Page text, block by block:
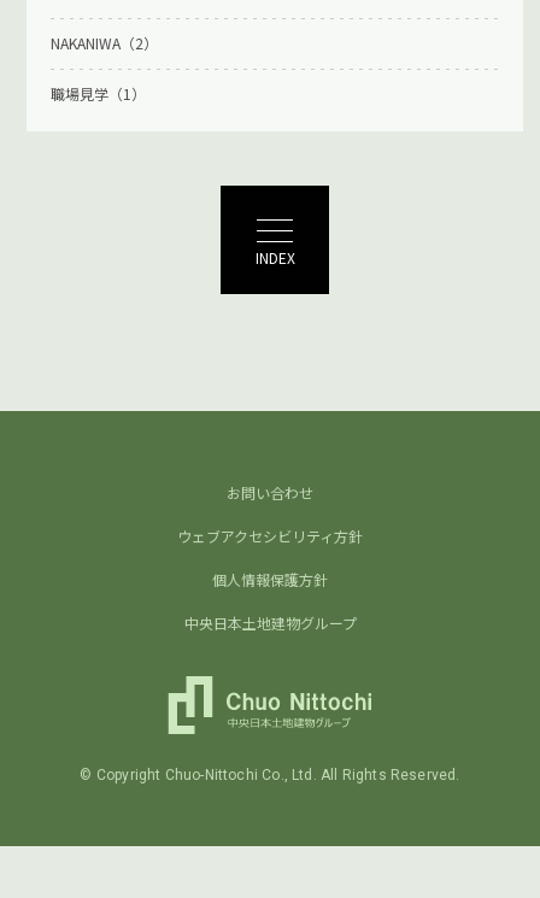
NAKANIWA（2）
職場見学（1）
INDEX
お問い合わせ
ウェブアクセシビリティ方針
個人情報保護方針
中央日本土地建物グループ
© Copyright Chuo-Nittochi Co., Ltd. All Rights Reserved.